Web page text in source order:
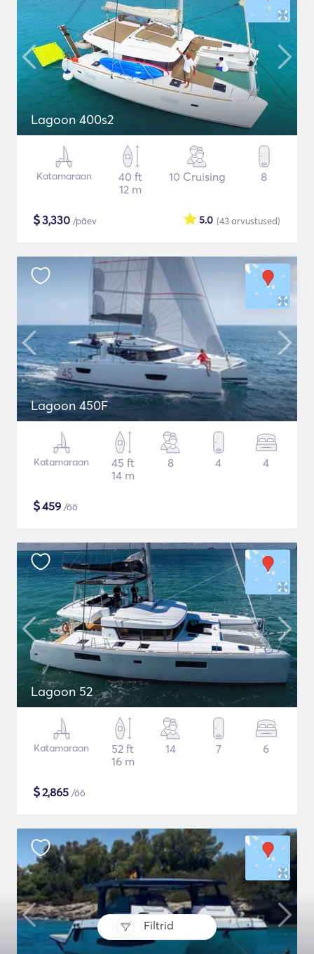
Filtrid
Lagoon 400s2
Katamaraan
40 ft
12 m
10 Cruising 8
$3,330 /päev (43arvustused)
5.0
Lagoon 450F
Katamaraan
45 ft
14 m
8 4 4
$459 /öö
Lagoon 52
Katamaraan
52 ft
16 m
14 7 6
$2,865 /öö